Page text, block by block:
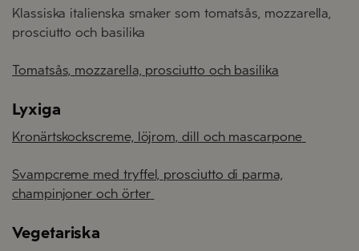
Klassiska italienska smaker som tomatsås, mozzarella,
prosciutto och basilika
Tomatsås, mozzarella, prosciutto och basilika
Lyxiga
Kronärtskockscreme, löjrom, dill och mascarpone
Svampcreme med tryffel, prosciutto di parma,
champinjoner och örter
Vegetariska